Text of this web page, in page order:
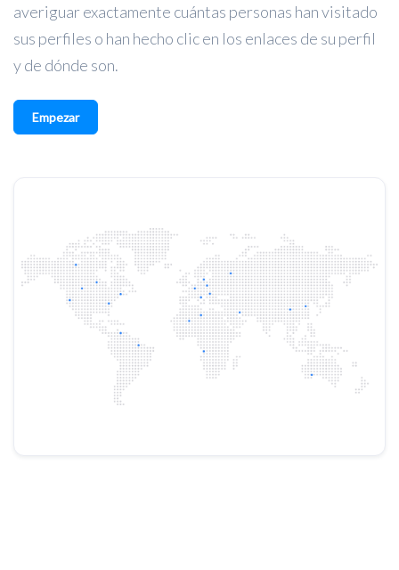
averiguar exactamente cuántas personas han visitado
sus perfiles o han hecho clic en los enlaces de su perfil
y de dónde son.
Empezar